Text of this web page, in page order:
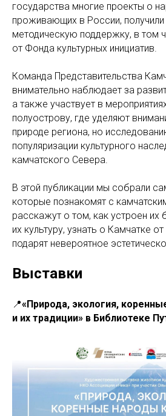
государства многие проекты о
проживающих в России,
методическую поддержку, в том
от Фонда культурных инициатив.
Команда Представительства
внимательно наблюдает за
а также участвует в
полуострову, где уделяют
природе региона, но
популяризации культурного
камчатского Севера.
В этой публикации мы собрали
которые познакомят с
расскажут о том, как устроен их
их культуру, узнать о Камчатке
подарят невероятное
Выставки
📍«Природа, экология,
и их традиции» в Библиотеке